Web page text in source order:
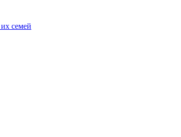
семей